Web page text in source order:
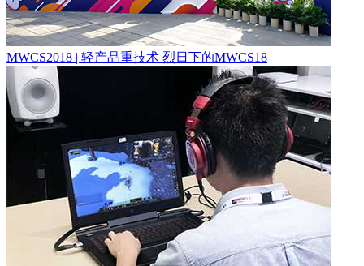
MWCS2018 | 轻产品重技术 烈日下的MWCS18